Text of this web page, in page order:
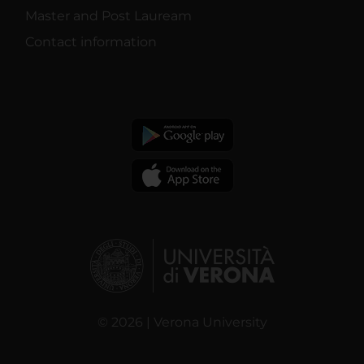
Master and Post Lauream
Contact information
© 2026 | Verona University